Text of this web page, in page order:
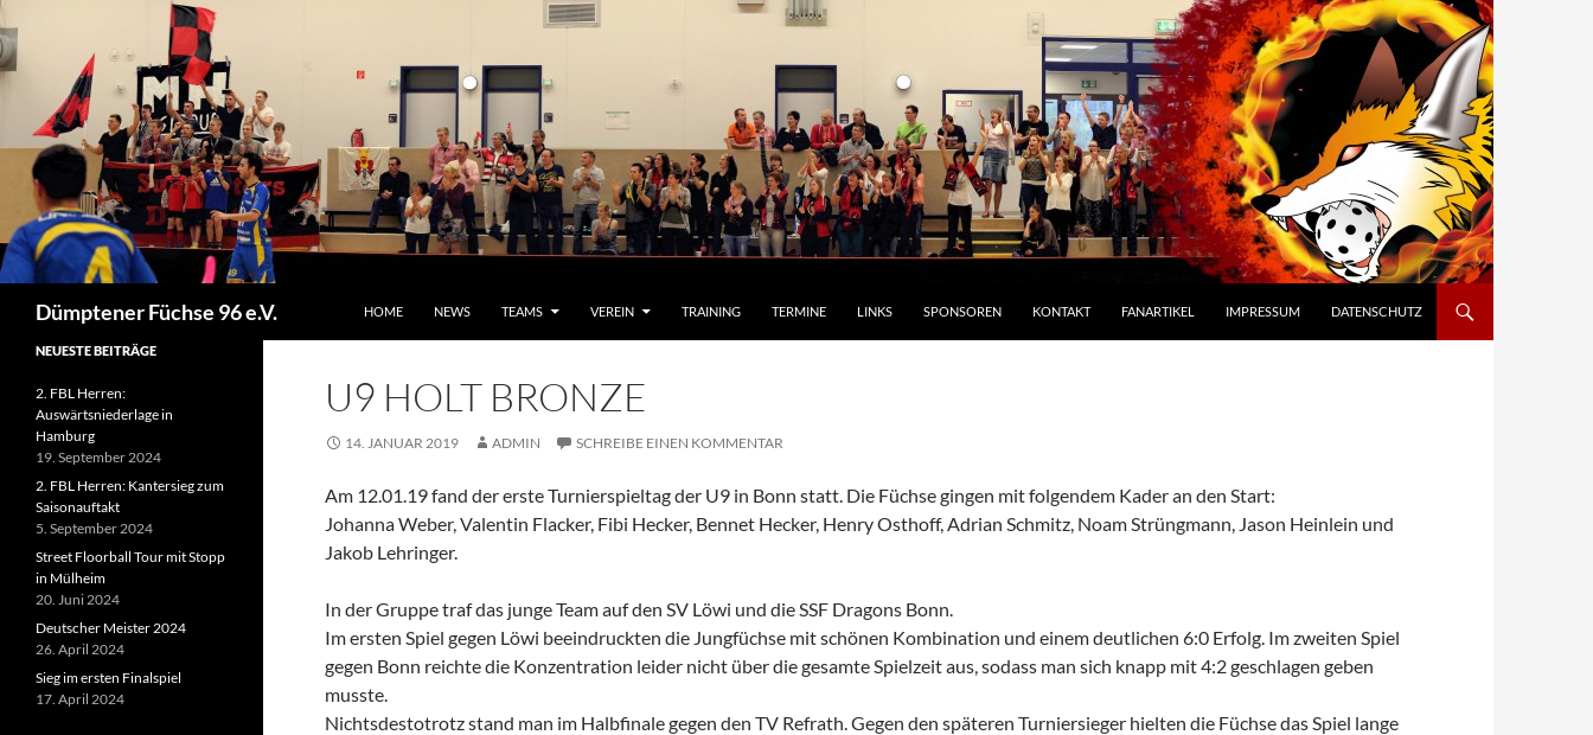
Dümptener Füchse 96 e.V.
HOME
NEWS TEAMS VEREIN TRAINING TERMINE LINKS SPONSOREN KONTAKT FANARTIKEL IMPRESSUM DATENSCHUTZ
U9 HOLT BRONZE
14. JANUAR 2019 ADMIN SCHREIBE EINEN KOMMENTAR
Am 12.01.19 fand der erste Turnierspieltag der U9 in Bonn statt. Die Füchse gingen mit folgendem Kader an den Start:
Johanna Weber, Valentin Flacker, Fibi Hecker, Bennet Hecker, Henry Osthoff, Adrian Schmitz, Noam Strüngmann, Jason Heinlein und
Jakob Lehringer.
In der Gruppe traf das junge Team auf den SV Löwi und die SSF Dragons Bonn.
Im ersten Spiel gegen Löwi beeindruckten die Jungfüchse mit schönen Kombination und einem deutlichen 6:0 Erfolg. Im zweiten Spiel
gegen Bonn reichte die Konzentration leider nicht über die gesamte Spielzeit aus, sodass man sich knapp mit 4:2 geschlagen geben
musste.
Nichtsdestotrotz stand man im Halbfinale gegen den TV Refrath. Gegen den späteren Turniersieger hielten die Füchse das Spiel lange
NEUESTE BEITRÄGE
2. FBL Herren:
Auswärtsniederlage in
Hamburg
19. September 2024
2. FBL Herren: Kantersieg zum
Saisonauftakt
5. September 2024
Street Floorball Tour mit Stopp
in Mülheim
20. Juni 2024
Deutscher Meister 2024
26. April 2024
Sieg im ersten Finalspiel
17. April 2024